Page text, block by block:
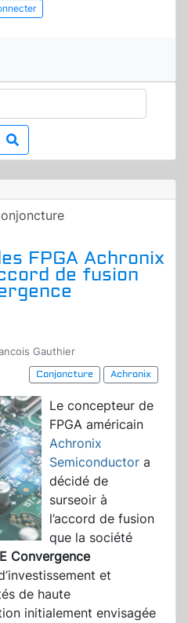
FPGA Achronix
de fusion
Gauthier
Conjoncture
Achronix
Le concepteur de
FPGA américain
Achronix
Semiconductor a
décidé de
surseoir à
l’accord de fusion
que la société
Convergence
et
de haute
initialement envisagée